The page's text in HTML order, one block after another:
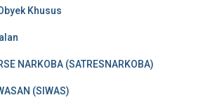
Khusus
NARKOBA (SATRESNARKOBA)
(SIWAS)